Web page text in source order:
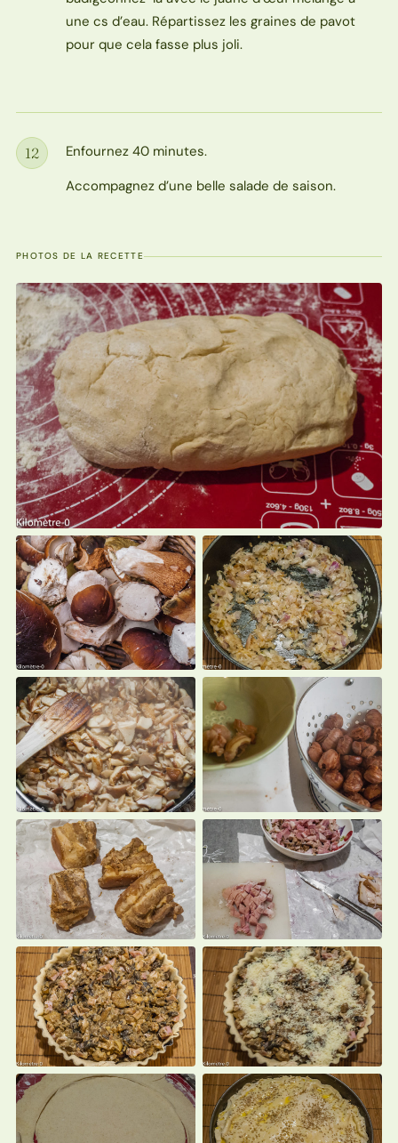
une cs d’eau. Répartissez les graines de pavot
pour que cela fasse plus joli.
Étape
12
Enfournez 40 minutes.
Accompagnez d’une belle salade de saison.
PHOTOS DE LA RECETTE